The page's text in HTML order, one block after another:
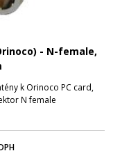
- N-female,
k Orinoco PC card,
N female